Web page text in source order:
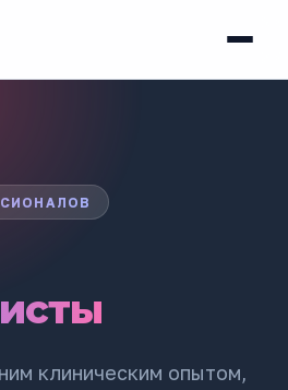
клиническим опытом,